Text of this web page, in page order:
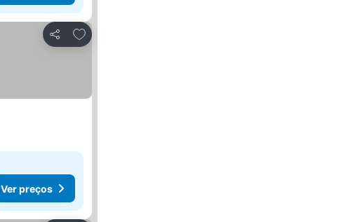
Partilhar
Adicionar aos favoritos
Ver preços